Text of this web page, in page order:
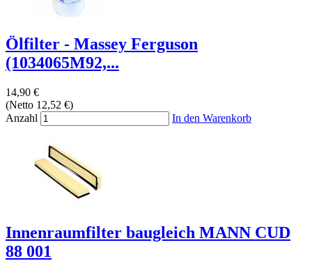
Ölfilter - Massey Ferguson
(1034065M92,...
14,90 €
(Netto 12,52 €)
Anzahl
In den Warenkorb
Innenraumfilter baugleich MANN CUD
88 001